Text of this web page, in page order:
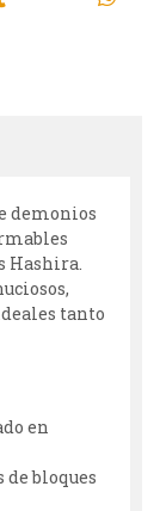
demonios
Hashira.
tanto
en
de bloques